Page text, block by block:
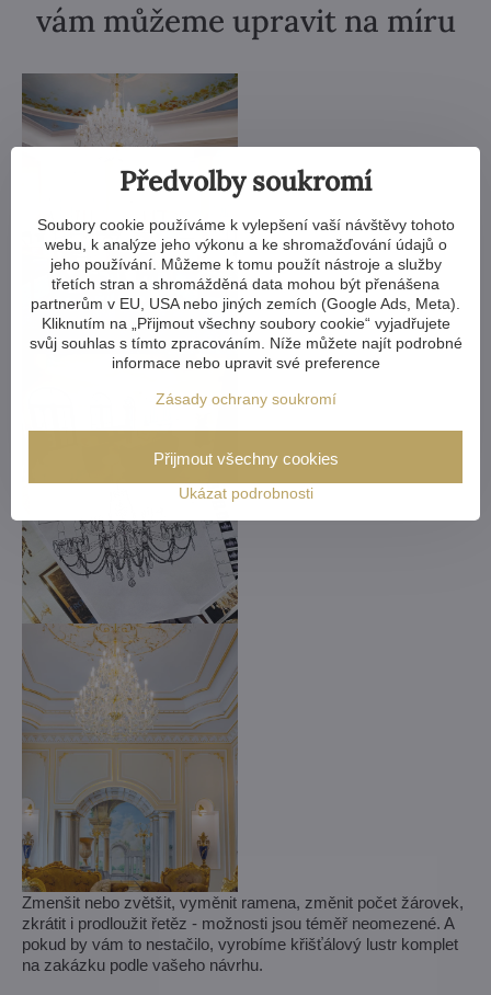
vám můžeme upravit na míru
Zmenšit nebo zvětšit, vyměnit ramena, změnit počet žárovek,
zkrátit i prodloužit řetěz - možnosti jsou téměř neomezené. A
pokud by vám to nestačilo, vyrobíme křišťálový lustr komplet
na zakázku podle vašeho návrhu.
Předvolby soukromí
Soubory cookie používáme k vylepšení vaší návštěvy tohoto
webu, k analýze jeho výkonu a ke shromažďování údajů o
jeho používání. Můžeme k tomu použít nástroje a služby
třetích stran a shromážděná data mohou být přenášena
partnerům v EU, USA nebo jiných zemích (Google Ads, Meta).
Kliknutím na „Přijmout všechny soubory cookie“ vyjadřujete
svůj souhlas s tímto zpracováním. Níže můžete najít podrobné
informace nebo upravit své preference
Zásady ochrany soukromí
Ukázat podrobnosti
Přijmout všechny cookies